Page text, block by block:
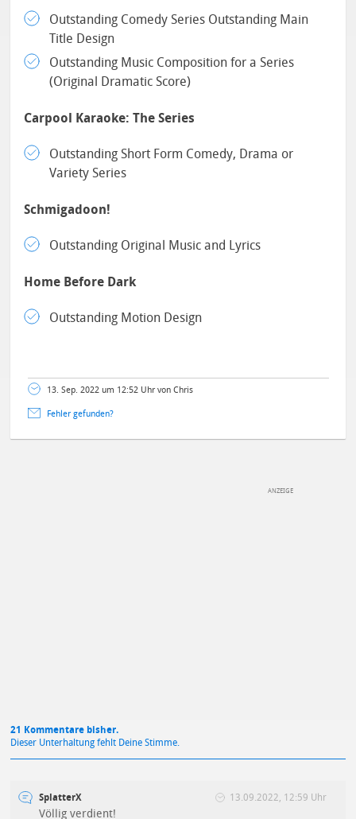
Outstanding Comedy Series Outstanding Main
Title Design
Outstanding Music Composition for a Series
(Original Dramatic Score)
Carpool Karaoke: The Series
Outstanding Short Form Comedy, Drama or
Variety Series
Schmigadoon!
Outstanding Original Music and Lyrics
Home Before Dark
Outstanding Motion Design
13. Sep. 2022 um 12:52 Uhr von Chris
Fehler gefunden?
21 Kommentare bisher.
Dieser Unterhaltung fehlt Deine Stimme.
SplatterX 13.09.2022, 12:59 Uhr
Völlig verdient!